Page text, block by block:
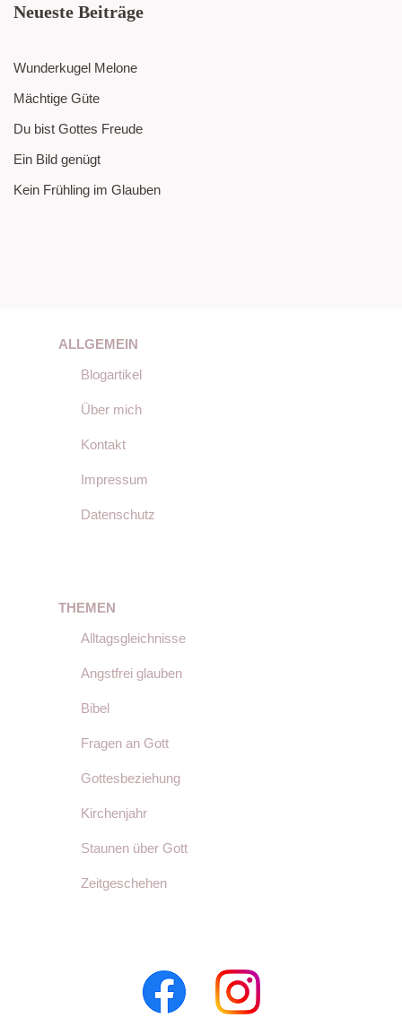
Neueste Beiträge
Wunderkugel Melone
Mächtige Güte
Du bist Gottes Freude
Ein Bild genügt
Kein Frühling im Glauben
ALLGEMEIN
Blogartikel
Über mich
Kontakt
Impressum
Datenschutz
THEMEN
Alltagsgleichnisse
Angstfrei glauben
Bibel
Fragen an Gott
Gottesbeziehung
Kirchenjahr
Staunen über Gott
Zeitgeschehen